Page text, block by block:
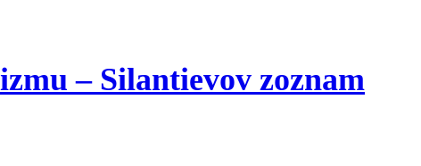
– Silantievov zoznam